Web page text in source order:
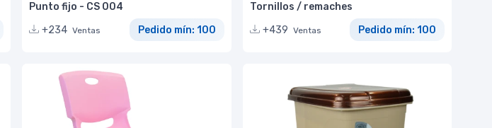
Punto fijo - CS 004
+234 Ventas Pedido mín: 100
Tornillos / remaches
+439 Ventas Pedido mín: 100